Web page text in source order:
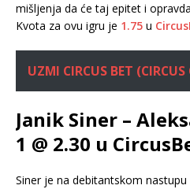
mišljenja da će taj epitet i
Kvota za ovu igru je 1.75 u
UZMI CIRCUS BET
Janik Siner –
1 @ 2.30 u
Siner je na debitantskom